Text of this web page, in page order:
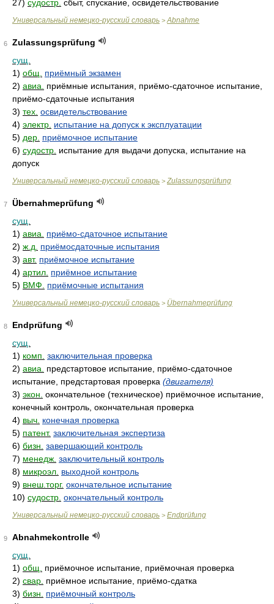
27) судостр. сбыт, спускание, освидетельствование
Универсальный немецко-русский словарь > Abnahme
6
Zulassungsprüfung
сущ.
1) общ.
приёмный экзамен
2) авиа.
приёмные испытания, приёмо-сдаточное испытание,
приёмо-сдаточные испытания
3) тех. освидетельствование
4) электр. испытание на допуск к эксплуатации
5) дер. приёмочное испытание
6) судостр. испытание для выдачи допуска, испытание на
допуск
Универсальный немецко-русский словарь > Zulassungsprüfung
7
Übernahmeprüfung
сущ.
1) авиа.
приёмо-сдаточное испытание
2) ж.д.
приёмосдаточные испытания
3) авт. приёмочное испытание
4) артил. приёмное испытание
5) ВМФ. приёмочные испытания
Универсальный немецко-русский словарь > Übernahmeprüfung
8
Endprüfung
сущ.
1) комп. заключительная проверка
2) авиа.
предстартовое испытание, приёмо-сдаточное
испытание, предстартовая проверка (двигателя)
3) экон. окончательное (техническое) приёмочное испытание,
конечный контроль, окончательная проверка
4) выч. конечная проверка
5) патент. заключительная экспертиза
6) бизн. завершающий контроль
7) менедж. заключительный контроль
8) микроэл. выходной контроль
9) внеш.торг. окончательное испытание
10) судостр. окончательный контроль
Универсальный немецко-русский словарь > Endprüfung
9
Abnahmekontrolle
сущ.
1) общ.
приёмочное испытание, приёмочная проверка
2) свар. приёмное испытание, приёмо-сдатка
3) бизн.
приёмочный контроль